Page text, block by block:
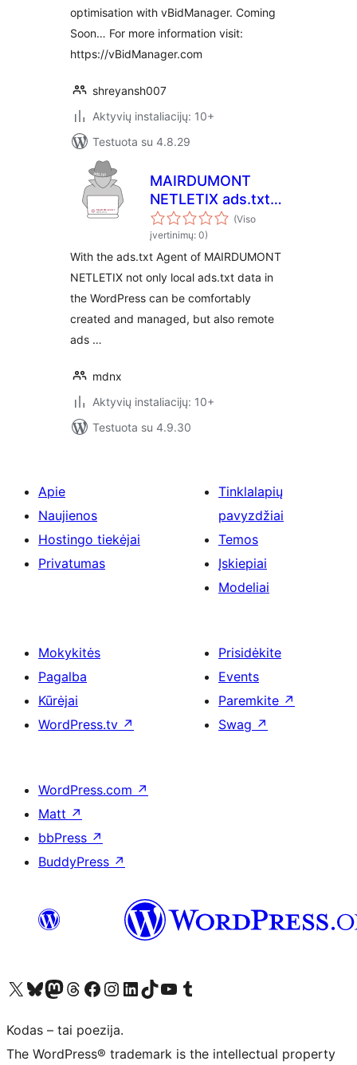
optimisation with vBidManager. Coming
Soon… For more information visit:
https://vBidManager.com
shreyansh007
Aktyvių instaliacijų: 10+
Testuota su 4.8.29
MAIRDUMONT
NETLETIX ads.txt
Agent
(Viso
įvertinimų: 0)
With the ads.txt Agent of MAIRDUMONT
NETLETIX not only local ads.txt data in
the WordPress can be comfortably
created and managed, but also remote
ads …
mdnx
Aktyvių instaliacijų: 10+
Testuota su 4.9.30
Apie
Naujienos
Hostingo tiekėjai
Privatumas
Tinklalapių
pavyzdžiai
Temos
Įskiepiai
Modeliai
Mokykitės
Pagalba
Kūrėjai
WordPress.tv ↗
Prisidėkite
Events
Paremkite ↗
Swag ↗
WordPress.com ↗
Matt ↗
bbPress ↗
BuddyPress ↗
Visit our X (formerly Twitter) account
Apsilankykite mūsų Bluesky paskyroje
Visit our Mastodon account
Apsilankykite mūsų Threads paskyroje
Visit our Facebook page
Visit our Instagram account
Visit our LinkedIn account
Apsilankykite mūsų TikTok paskyroje
Visit our YouTube channel
Apsilankykite mūsų Tumblr paskyroje
Kodas – tai poezija.
The WordPress® trademark is the intellectual property